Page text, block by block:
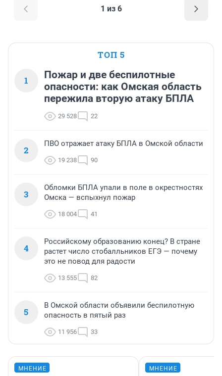
1 из 6
ТОП 5
1
Пожар и две беспилотные
опасности: как Омская область
пережила вторую атаку БПЛА
29 528 22
2
ПВО отражает атаку БПЛА в Омской области
19 238 90
3
Обломки БПЛА упали в поле в окрестностях
Омска — вспыхнул пожар
18 004 41
4
Российскому образованию конец? В стране
растет число стобалльников ЕГЭ — почему
это не повод для радости
13 555 82
5
В Омской области объявили беспилотную
опасность в пятый раз
11 956 33
МНЕНИЕ МНЕНИЕ